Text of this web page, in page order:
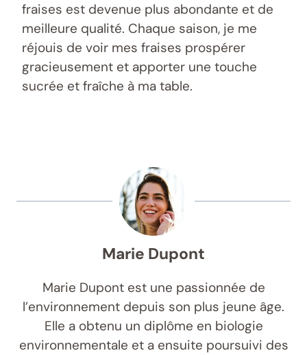
fraises est devenue plus abondante et de
meilleure qualité. Chaque saison, je me
réjouis de voir mes fraises prospérer
gracieusement et apporter une touche
sucrée et fraîche à ma table.
Marie Dupont
Marie Dupont est une passionnée de
l’environnement depuis son plus jeune âge.
Elle a obtenu un diplôme en biologie
environnementale et a ensuite poursuivi des